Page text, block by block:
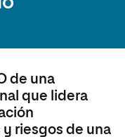
de una
que lidera
riesgos de una